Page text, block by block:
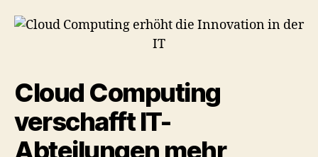
Cloud Computing
verschafft IT-
Abteilungen mehr